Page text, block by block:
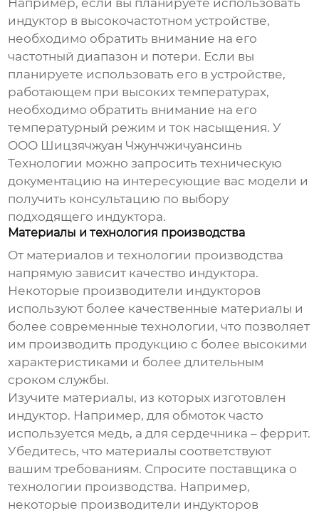
Например, если вы планируете использовать
индуктор в высокочастотном устройстве,
необходимо обратить внимание на его
частотный диапазон и потери. Если вы
планируете использовать его в устройстве,
работающем при высоких температурах,
необходимо обратить внимание на его
температурный режим и ток насыщения. У
ООО Шицзячжуан Чжунчжичуансинь
Технологии можно запросить техническую
документацию на интересующие вас модели и
получить консультацию по выбору
подходящего индуктора.
Материалы и технология производства
От материалов и технологии производства
напрямую зависит качество индуктора.
Некоторые производители индукторов
используют более качественные материалы и
более современные технологии, что позволяет
им производить продукцию с более высокими
характеристиками и более длительным
сроком службы.
Изучите материалы, из которых изготовлен
индуктор. Например, для обмоток часто
используется медь, а для сердечника – феррит.
Убедитесь, что материалы соответствуют
вашим требованиям. Спросите поставщика о
технологии производства. Например,
некоторые производители индукторов